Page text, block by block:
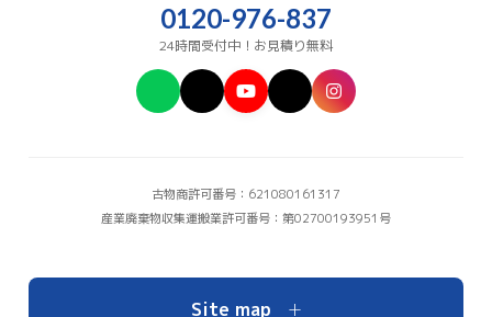
0120-976-837
24時間受付中！お見積り無料
古物商許可番号：621080161317
産業廃棄物収集運搬業許可番号：第02700193951号
Site map +